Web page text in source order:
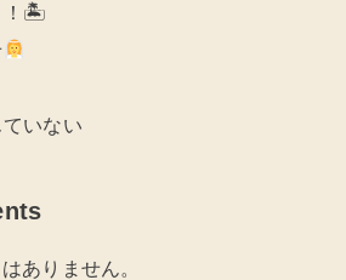
！🏝
いない
ありません。